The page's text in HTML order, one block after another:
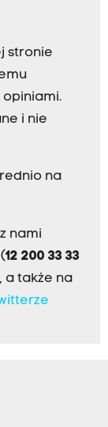
stronie
opiniami.
i nie
na
nami
12 200 33 33
a także na